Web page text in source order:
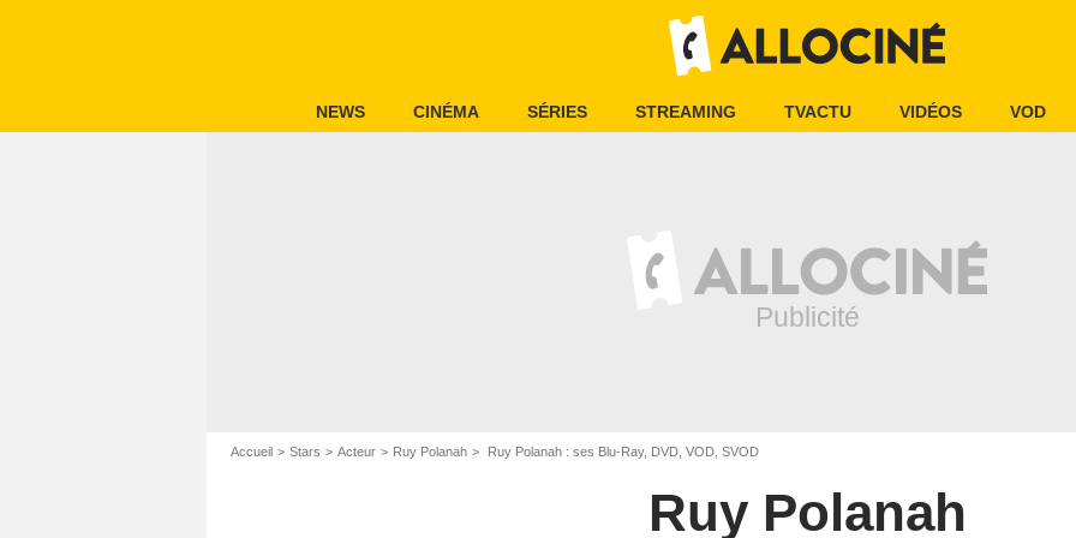
NEWS CINÉMA SÉRIES STREAMING TVACTU VIDÉOS VOD
Accueil Stars Acteur Ruy Polanah Ruy Polanah : ses Blu-Ray, DVD, VOD, SVOD
Ruy Polanah